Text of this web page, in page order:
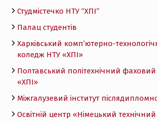
Студмістечко НТУ “ХПІ”
Палац студентів
Харківський комп’ютерно-
коледж НТУ «ХПI»
Полтавський політехнічний
«ХПI»
Міжгалузевий інститут
Освітній центр «Німецький